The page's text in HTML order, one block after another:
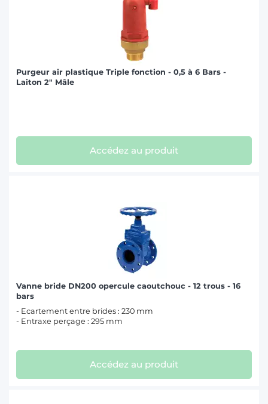
Purgeur air plastique Triple fonction - 0,5 à 6 Bars -
Laiton 2" Mâle
Accédez au produit
Vanne bride DN200 opercule caoutchouc - 12 trous - 16
bars
- Ecartement entre brides : 230 mm
- Entraxe perçage : 295 mm
Accédez au produit